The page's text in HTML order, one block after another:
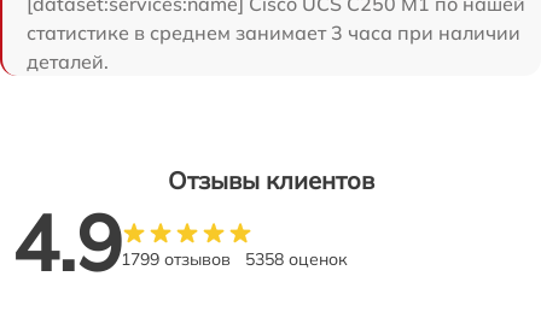
статистике в среднем занимает 3 часа при наличии
деталей.
Отзывы клиентов
4.91799 отзывов 5358 оценок